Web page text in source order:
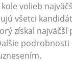
volieb
všetci
získal najväčší
podrobnosti